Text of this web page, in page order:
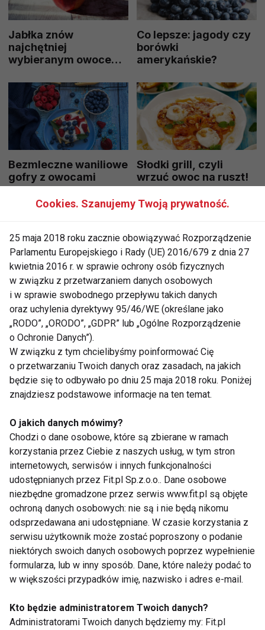
Jabłka znów
najchętniej
wybieranym owocem
Co lepsze: jagody czy
borówki
amerykańskie?
Bezmleczne waniliowe
gofry z owocami
Słodki grill, czyli
wrzuć owoc na ruszt!
Jajka
Jajka WielkanocnE -
Dlaczego warto jeść
Duet doskonały -
szparagi i jajka
Opakowanie prawdę ci
powie, czyli co można
odczytać z jajecznej
wytłaczanki
Cookies. Szanujemy Twoją prywatność.
25 maja 2018 roku zacznie obowiązywać Rozporządzenie
Parlamentu Europejskiego i Rady (UE) 2016/679 z dnia 27
kwietnia 2016 r. w sprawie ochrony osób fizycznych
w związku z przetwarzaniem danych osobowych
i w sprawie swobodnego przepływu takich danych
oraz uchylenia dyrektywy 95/46/WE (określane jako
„RODO”, „ORODO”, „GDPR” lub „Ogólne Rozporządzenie
o Ochronie Danych”).
W związku z tym chcielibyśmy poinformować Cię
o przetwarzaniu Twoich danych oraz zasadach, na jakich
będzie się to odbywało po dniu 25 maja 2018 roku. Poniżej
znajdziesz podstawowe informacje na ten temat.
O jakich danych mówimy?
Chodzi o dane osobowe, które są zbierane w ramach
korzystania przez Ciebie z naszych usług, w tym stron
internetowych, serwisów i innych funkcjonalności
udostępnianych przez Fit.pl Sp.z.o.o.. Dane osobowe
niezbędne gromadzone przez serwis www.fit.pl są objęte
ochroną danych osobowych: nie są i nie będą nikomu
odsprzedawana ani udostępniane. W czasie korzystania z
serwisu użytkownik może zostać poproszony o podanie
niektórych swoich danych osobowych poprzez wypełnienie
formularza, lub w inny sposób. Dane, które należy podać to
w większości przypadków imię, nazwisko i adres e-mail.
Kto będzie administratorem Twoich danych?
Administratorami Twoich danych będziemy my: Fit.pl